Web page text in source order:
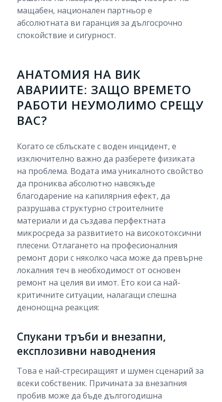
мащабен, национален партньор е
абсолютната ви гаранция за дългосрочно
спокойствие и сигурност.
АНАТОМИЯ НА ВИК
АВАРИИТЕ: ЗАЩО ВРЕМЕТО
РАБОТИ НЕУМОЛИМО СРЕЩУ
ВАС?
Когато се сблъскате с воден инцидент, е
изключително важно да разберете физиката
на проблема. Водата има уникалното свойство
да прониква абсолютно навсякъде
благодарение на капилярния ефект, да
разрушава структурно строителните
материали и да създава перфектната
микросреда за развитието на високотоксични
плесени. Отлагането на професионалния
ремонт дори с няколко часа може да превърне
локалния теч в необходимост от основен
ремонт на целия ви имот. Ето кои са най-
критичните ситуации, налагащи спешна
денонощна реакция:
Спукани тръби и внезапни,
експлозивни наводнения
Това е най-стресиращият и шумен сценарий за
всеки собственик. Причината за внезапния
пробив може да бъде дългогодишна